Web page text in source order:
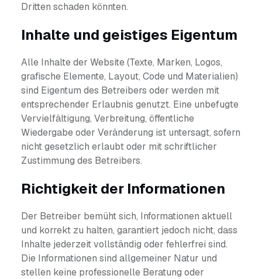
Dritten schaden könnten.
Inhalte und geistiges Eigentum
Alle Inhalte der Website (Texte, Marken, Logos,
grafische Elemente, Layout, Code und Materialien)
sind Eigentum des Betreibers oder werden mit
entsprechender Erlaubnis genutzt. Eine unbefugte
Vervielfältigung, Verbreitung, öffentliche
Wiedergabe oder Veränderung ist untersagt, sofern
nicht gesetzlich erlaubt oder mit schriftlicher
Zustimmung des Betreibers.
Richtigkeit der Informationen
Der Betreiber bemüht sich, Informationen aktuell
und korrekt zu halten, garantiert jedoch nicht, dass
Inhalte jederzeit vollständig oder fehlerfrei sind.
Die Informationen sind allgemeiner Natur und
stellen keine professionelle Beratung oder